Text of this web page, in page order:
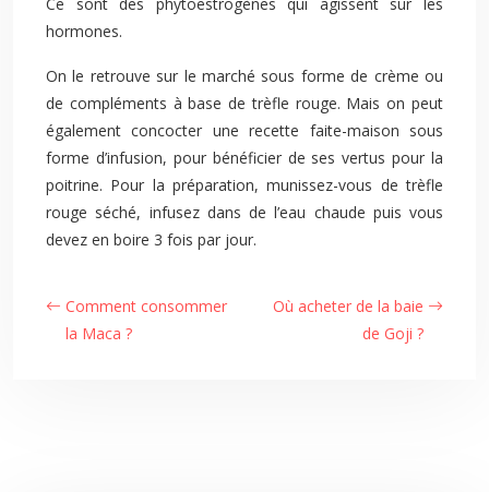
hormones.
On le retrouve sur le marché sous forme de crème ou
de compléments à base de trèfle rouge. Mais on peut
également concocter une recette faite-maison sous
forme d’infusion, pour bénéficier de ses vertus pour la
poitrine. Pour la préparation, munissez-vous de trèfle
rouge séché, infusez dans de l’eau chaude puis vous
devez en boire 3 fois par jour.
Comment consommer
la Maca ?
Où acheter de la baie
de Goji ?